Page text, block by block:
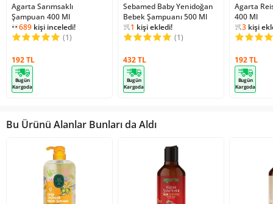
Agarta Sarımsaklı
Şampuan 400 Ml
689 kişi inceledi!
1kişi ekledi! (1)
192 TL
Bugün
Kargoda
Sebamed Baby Yenidoğan
Bebek Şampuanı 500 Ml
1kişi favoriledi!
2209kişi inceledi!
1 kişi ekledi!
1kişi favoriledi!
(1)
432 TL
Bugün
Kargoda
Agarta
400 Ml
1kişi
3640
3 kişi
1kişi
192 TL
Bugün
Kargoda
Bu Ürünü Alanlar Bunları da Aldı